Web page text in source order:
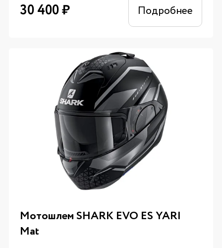
30 400₽ Подробнее
Мотошлем SHARK EVO ES YARI
Mat